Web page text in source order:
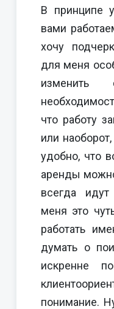
В принципе
вами
хочу
для меня
что работу
или
удобно, что
аренды
всегда
меня это
работать
думать о
искренне
понимание.